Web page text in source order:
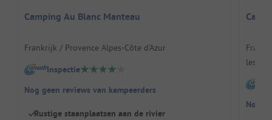
Camping Au Blanc Manteau
Frankrijk / Provence Alpes-Côte d'Azur
Inspectie
Nog geen reviews van kampeerders
Rustige staanplaatsen aan de rivier
les-
Nog